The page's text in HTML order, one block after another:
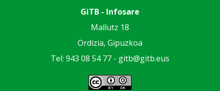
GiTB - Infosare
Mallutz 18
Ordizia, Gipuzkoa
Tel: 943 08 54 77 - gitb@gitb.eus